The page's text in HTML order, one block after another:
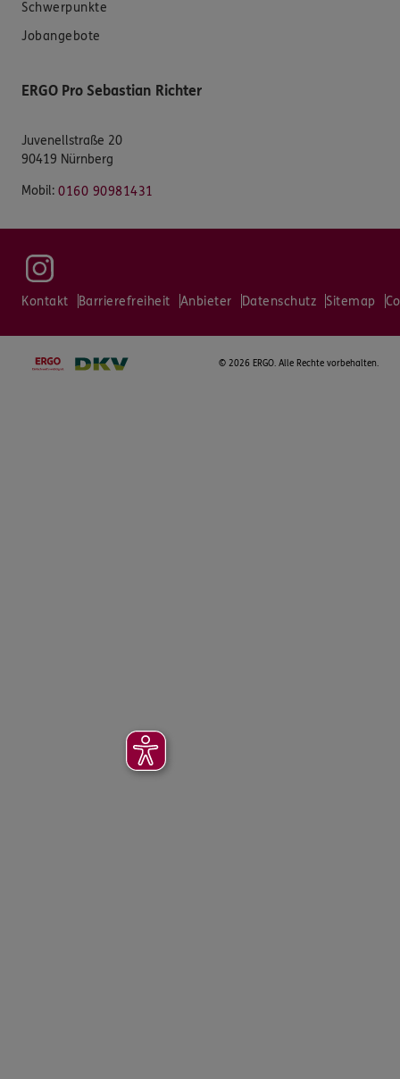
Schwerpunkte
Jobangebote
ERGO Pro Sebastian Richter
Juvenellstraße 20
90419 Nürnberg
Mobil: 0160 90981431
Kontakt Barrierefreiheit Anbieter Datenschutz Sitemap
© 2026 ERGO. Alle Rechte vorbehalten.